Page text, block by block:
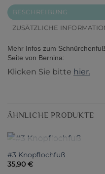
BESCHREIBUNG
ZUSÄTZLICHE
Mehr Infos zum
Seite von Bernina:
Klicken Sie bitte hier.
ÄHNLICHE PRODUKTE
NICHT VORRÄTIG
#3 Knopflochfuß
35,90 €